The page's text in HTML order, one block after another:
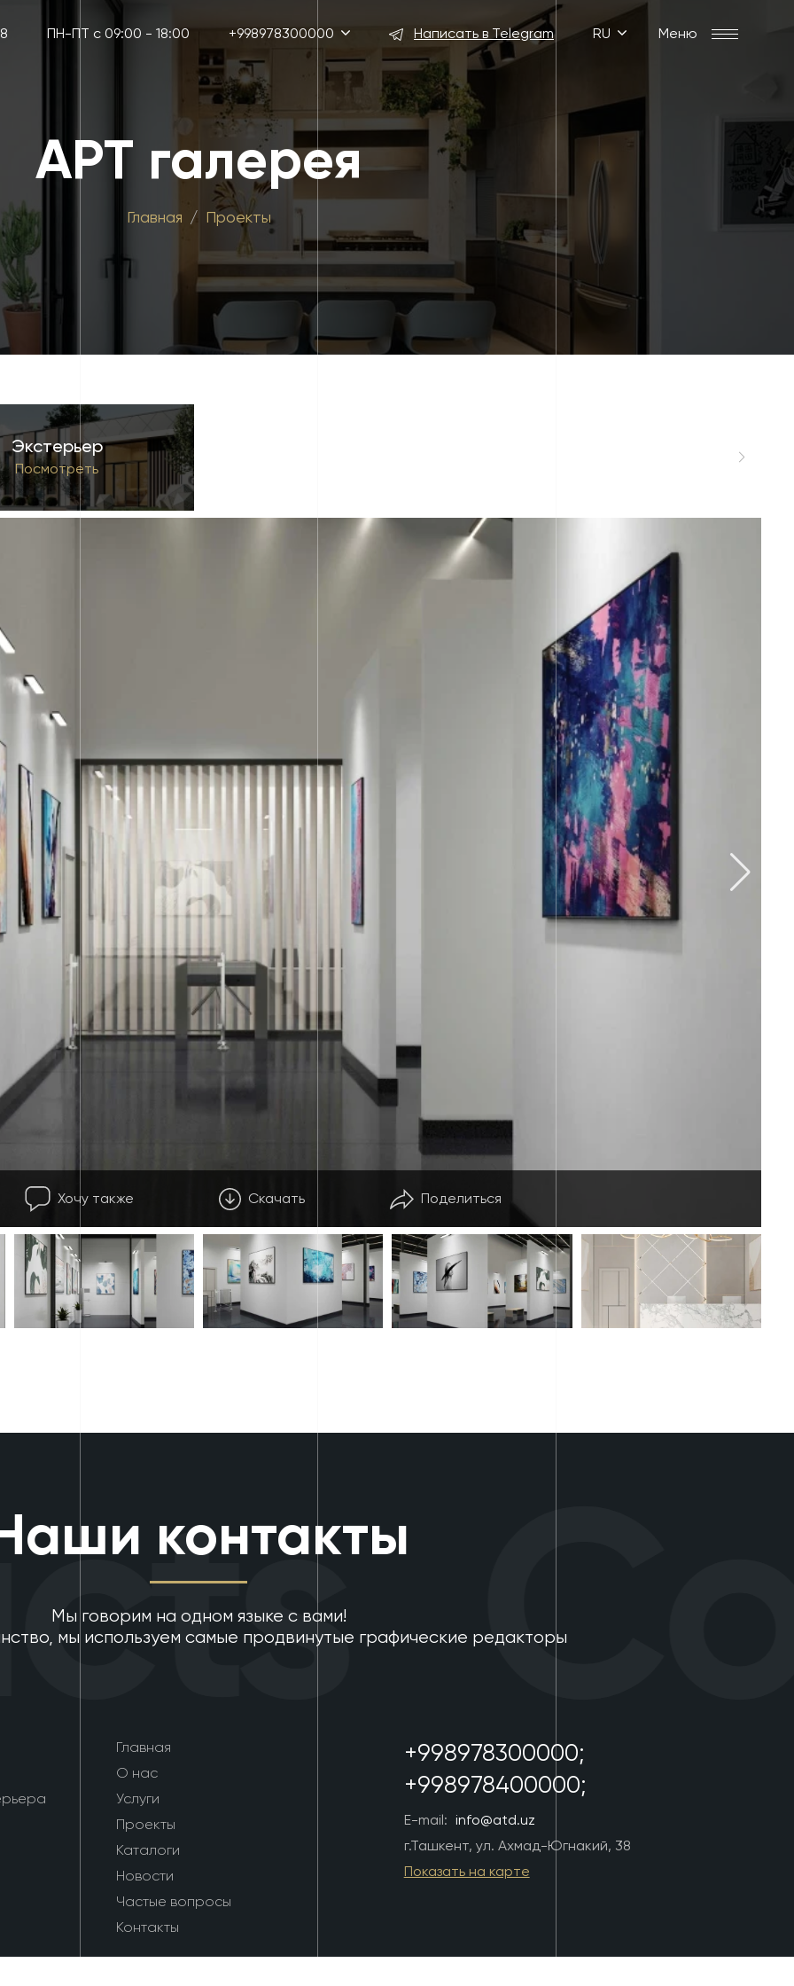
ПН-ПТ с 09:00 - 18:00 +998978300000 Написать в Telegram RU Меню
АРТ галерея
Главная Проекты
Экстерьер
Посмотреть
Хочу также Скачать Поделиться
контакты
Мы говорим на одном языке с вами!
мы используем самые продвинутые графические редакторы
Главная
О нас
Услуги
Проекты
Каталоги
Новости
Частые вопросы
Контакты
+998978300000;
+998978400000;
E-mail: info@atd.uz
г.Ташкент, ул. Ахмад-Югнакий, 38
Показать на карте